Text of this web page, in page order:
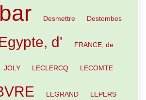
Desmettre Destombes
d' FRANCE, de
JOLY LECLERCQ LECOMTE
LEGRAND LEPERS